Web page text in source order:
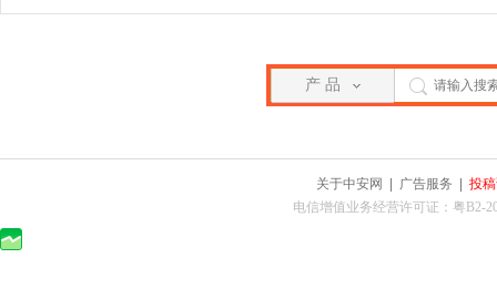
产 品
关于中安网 广告服务
投
电信增值业务经营许可证：粤